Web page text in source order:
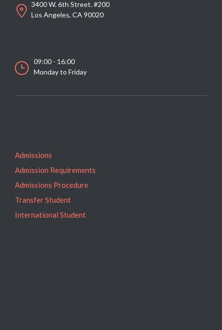
3400 W. 6th Street. #200
Los Angeles, CA 90020
09:00 - 16:00
Monday to Friday
Admissions
Admission Requirements
Admissions Procedure
Transfer Student
International Student